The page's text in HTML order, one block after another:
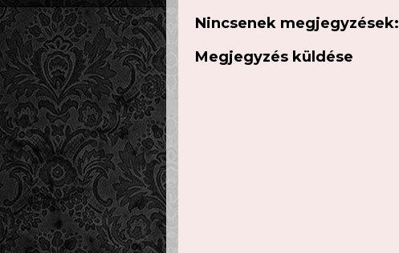
Nincsenek megjegyzések:
Megjegyzés küldése